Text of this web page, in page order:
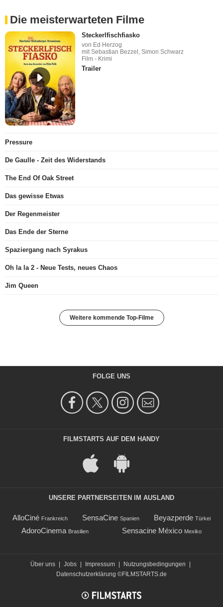
Die meisterwarteten Filme
Steckerlfischfiasko
von Ed Herzog
mit Sebastian Bezzel, Simon Schwarz
Film - Krimi
Trailer
Pressure
De Gaulle - Zeit des Widerstands
The End Of Oak Street
Das gewisse Etwas
Der Regenmeister
Das Ende der Sterne
Spaziergang nach Syrakus
Oh la la 2 - Neue Tests, neues Chaos
Jim Queen
Weitere kommende Top-Filme
FOLGE UNS
FILMSTARTS AUF DEM HANDY
UNSERE PARTNERSEITEN IM AUSLAND
AlloCiné Frankreich SensaCine Spanien Beyazperde Türkei
AdoroCinema Brasilien Sensacine México Mexiko
Über uns | Jobs | Impressum | Nutzungsbedingungen
|
Datenschutzerklärung ©FILMSTARTS.de